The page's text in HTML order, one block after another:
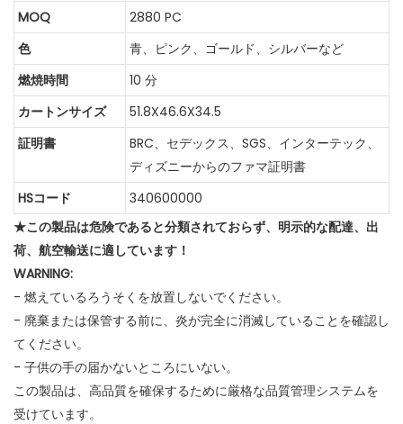
MOQ
2880 PC
色
青、ピンク、ゴールド、シルバーなど
燃焼時間
10 分
カートンサイズ
51.8X46.6X34.5
証明書
BRC、セデックス、SGS、インターテック、
ディズニーからのファマ証明書
HSコード
340600000
★この製品は危険であると分類されておらず、明示的な配達、出
荷、航空輸送に適しています！
WARNING:
- 燃えているろうそくを放置しないでください。
- 廃棄または保管する前に、炎が完全に消滅していることを確認し
てください。
- 子供の手の届かないところにいない。
この製品は、高品質を確保するために厳格な品質管理システムを
受けています。